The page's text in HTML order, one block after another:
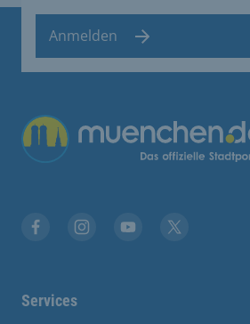
Anmelden
Übergreifende Links
Services